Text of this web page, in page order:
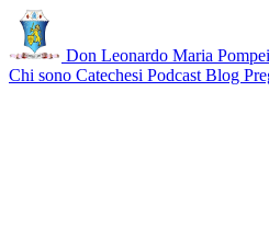
Don Leonardo Maria Pompei
Chi sono Catechesi Podcast Blog